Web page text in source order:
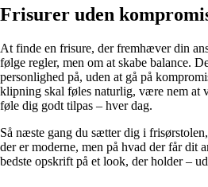
Frisurer uden
At finde en frisure, der fremhæver din
følge regler, men om at skabe balance.
personlighed på, uden at gå på
klipning skal føles naturlig, være nem at
føle dig godt tilpas – hver dag.
Så næste gang du sætter dig i
der er moderne, men på hvad der får dit
bedste opskrift på et look, der holder –